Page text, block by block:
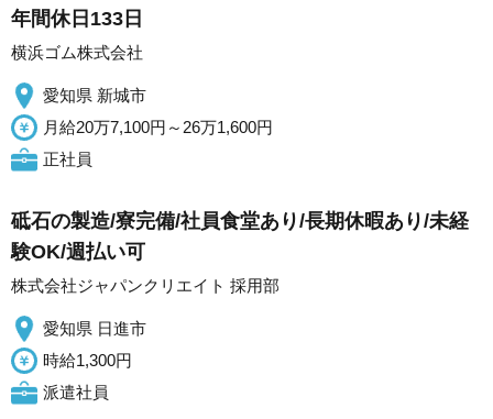
年間休日133日
横浜ゴム株式会社
愛知県 新城市
月給20万7,100円～26万1,600円
正社員
砥石の製造/寮完備/社員食堂あり/長期休暇あり/未経
験OK/週払い可
株式会社ジャパンクリエイト 採用部
愛知県 日進市
時給1,300円
派遣社員